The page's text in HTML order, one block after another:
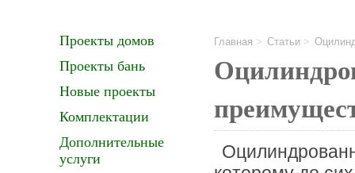
Проекты домов
Проекты бань
Новые проекты
Комплектации
Дополнительные
услуги
Главная > Статьи >